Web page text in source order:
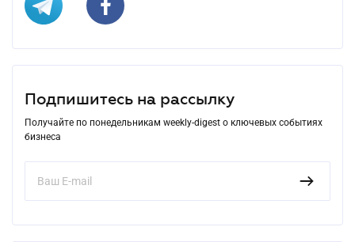
Подпишитесь на рассылку
Получайте по понедельникам weekly-digest о ключевых событиях
бизнеса